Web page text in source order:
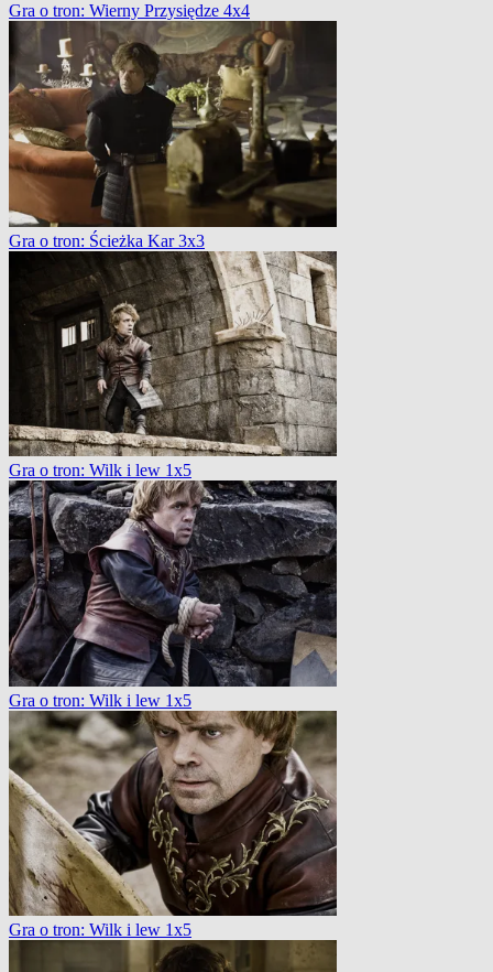
Gra o tron: Wierny Przysiędze 4x4
Gra o tron: Ścieżka Kar 3x3
Gra o tron: Wilk i lew 1x5
Gra o tron: Wilk i lew 1x5
Gra o tron: Wilk i lew 1x5